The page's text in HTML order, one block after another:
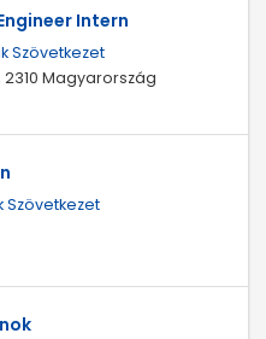
Intern
Szövetkezet
Magyarország
Szövetkezet